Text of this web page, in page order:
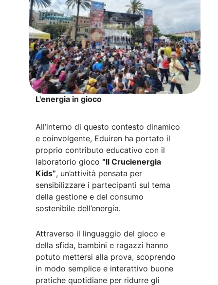
L'energia in gioco
All’interno di questo contesto dinamico
e coinvolgente, Eduiren ha portato il
proprio contributo educativo con il
laboratorio gioco “Il Crucienergia
Kids”, un’attività pensata per
sensibilizzare i partecipanti sul tema
della gestione e del consumo
sostenibile dell’energia.
Attraverso il linguaggio del gioco e
della sfida, bambini e ragazzi hanno
potuto mettersi alla prova, scoprendo
in modo semplice e interattivo buone
pratiche quotidiane per ridurre gli